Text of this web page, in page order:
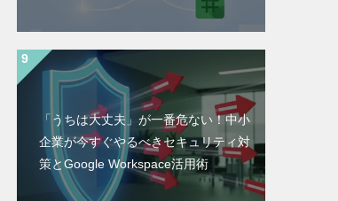
「うちは大丈夫」が一番危ない！中小
企業が今すぐやるべきセキュリティ対
策とGoogle Workspace活用術